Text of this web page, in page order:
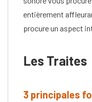
entièrement
procure un aspect
Les Traites
3 principales